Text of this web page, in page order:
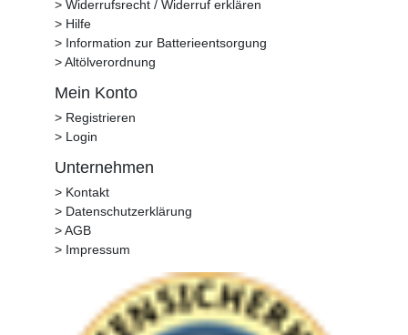
> Widerrufsrecht / Widerruf erklären
> Hilfe
> Information zur Batterieentsorgung
> Altölverordnung
Mein Konto
> Registrieren
> Login
Unternehmen
> Kontakt
> Datenschutzerklärung
> AGB
> Impressum